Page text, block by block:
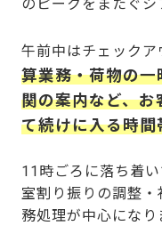
のピークをまたぐシ
午前中はチェックア
算業務・荷物の
関の案内など、
て続けに入る時間
11時ごろに落ち着
室割り振りの調整
務処理が中心になり